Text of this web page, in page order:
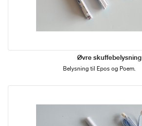
Øvre skuffebelysning
Belysning til Epos og Poem.